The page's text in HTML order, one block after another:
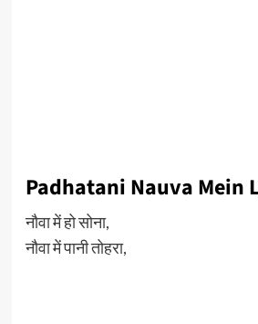
Padhatani Nauva Mein
नौवा में हो सोना,
नौवा में पानी तोहरा,